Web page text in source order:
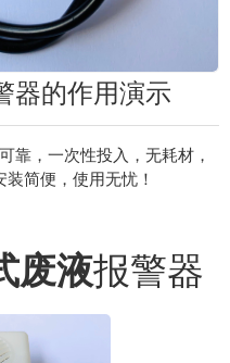
器的作用演示
靠，一次性投入，无耗材，
简便，使用无忧！
废液报警器